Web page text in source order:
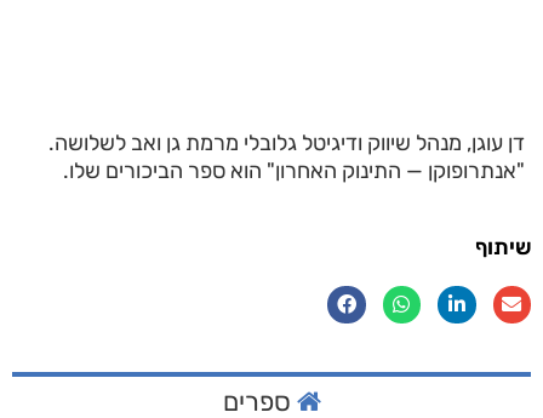
דן עוגן, מנהל שיווק ודיגיטל גלובלי מרמת גן ואב לשלושה.
"אנתרופוקן — התינוק האחרון" הוא ספר הביכורים שלו.
שיתוף
ספרים